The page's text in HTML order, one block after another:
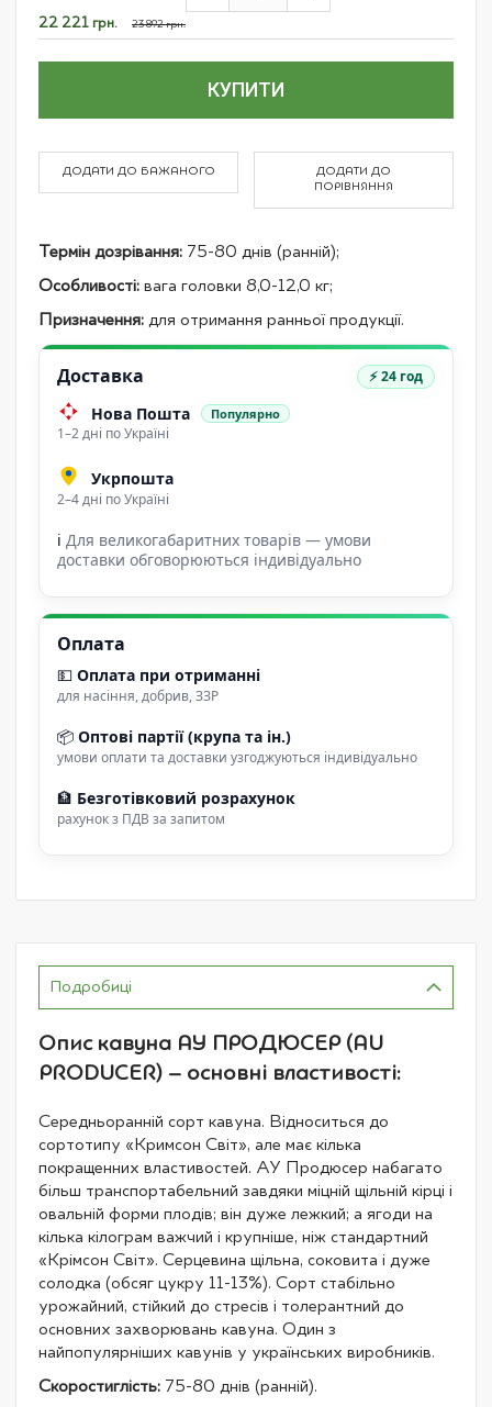
Спеціальна
ціна
22 221 грн. 23 892 грн.
КУПИТИ
ДОДАТИ ДО БАЖАНОГО
ДОДАТИ ДО
ПОРІВНЯННЯ
Термін дозрівання: 75-80 днів (ранній);
Особливості: вага головки 8,0-12,0 кг;
Призначення: для отримання ранньої продукції.
Доставка ⚡ 24 год
Нова Пошта Популярно
1–2 дні по Україні
Укрпошта
2–4 дні по Україні
ℹ Для великогабаритних товарів — умови
доставки обговорюються індивідуально
Оплата
💵 Оплата при отриманні
для насіння, добрив, ЗЗР
📦 Оптові партії (крупа та ін.)
умови оплати та доставки узгоджуються індивідуально
🏦 Безготівковий розрахунок
рахунок з ПДВ за запитом
Подробиці
Опис кавуна АУ ПРОДЮСЕР (AU
PRODUCER) – основні властивості:
Середньоранній сорт кавуна. Відноситься до
сортотипу «Кримсон Світ», але має кілька
покращенних властивостей. АУ Продюсер набагато
більш транспортабельний завдяки міцній щільній кірці і
овальній форми плодів; він дуже лежкий; а ягоди на
кілька кілограм важчий і крупніше, ніж стандартний
«Крімсон Світ». Серцевина щільна, соковита і дуже
солодка (обсяг цукру 11-13%). Сорт стабільно
урожайний, стійкий до стресів і толерантний до
основних захворювань кавуна. Один з
найпопулярніших кавунів у українських виробників.
Скоростиглість: 75-80 днів (ранній).